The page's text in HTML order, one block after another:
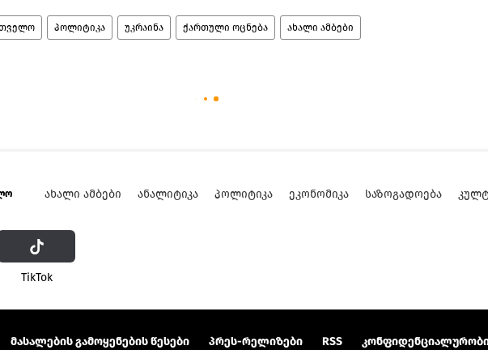
პოლიტიკა უკრაინა ქართული ოცნება ახალი ამბები
ᲐᲮᲐᲚᲘ ᲐᲛᲑᲔᲑᲘ ᲐᲜᲐᲚᲘᲢᲘᲙᲐ ᲞᲝᲚᲘᲢᲘᲙᲐ ᲔᲙᲝᲜᲝᲛᲘᲙᲐ ᲡᲐᲖᲝᲒᲐᲓᲝᲔᲑᲐ
ТikТоk
მასალების გამოყენების წესები პრეს-რელიზები RSS